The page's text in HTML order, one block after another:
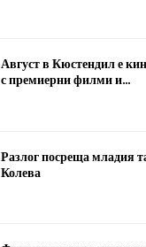
Август в Кюстендил е
с премиерни филми и...
Разлог посреща младия
Колева